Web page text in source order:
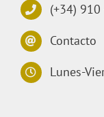
(+34)
Contacto
Lunes-